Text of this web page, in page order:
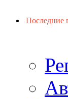
Последние